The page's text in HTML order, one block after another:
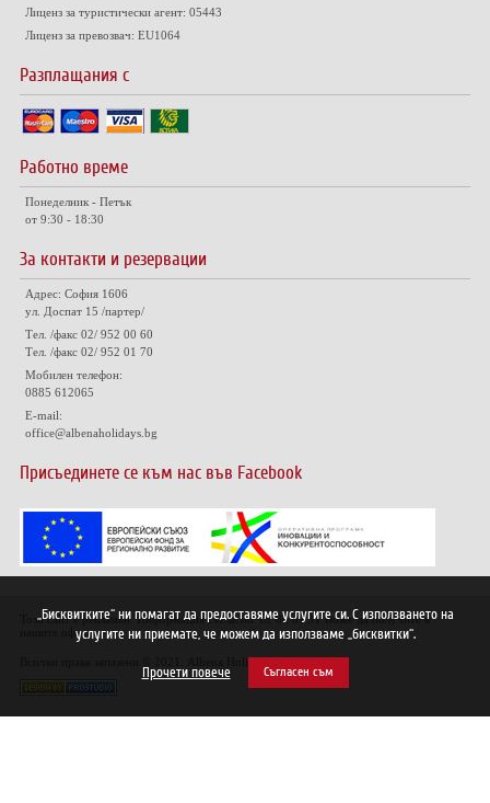
Лиценз за туристически агент: 05443
Лиценз за превозвач: EU1064
Разплащания с
Работно време
Понеделник - Петък
от 9:30 - 18:30
За контакти и резервации
Адрес: София 1606
ул. Доспат 15 /партер/
Тел. /факс 02/ 952 00 60
Тел. /факс 02/ 952 01 70
Мобилен телефон:
0885 612065
E-mail:
office@albenaholidays.bg
Присъединете се към нас във Facebook
Този сайт е рекламен. Информация съгласно чл. 80 от ЗТ може да получите в
нашите офиси.
Всички права запазени © 2021. Albena Holidays
„Бисквитките“ ни помагат да предоставяме услугите си. С използването на
услугите ни приемате, че можем да използваме „бисквитки“.
Прочети повече Съгласен съм